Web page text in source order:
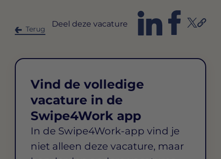
Terug
Deel deze vacature
Vind de volledige
vacature in de
Swipe4Work app
In de Swipe4Work-app vind je
niet alleen deze vacature, maar